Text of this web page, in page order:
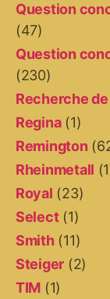
Question
(47)
Question
(230)
Recherche
Regina(1)
Remington
Rheinmetall
Royal (23)
Select(1)
Smith(11)
Steiger (2)
TIM (1)